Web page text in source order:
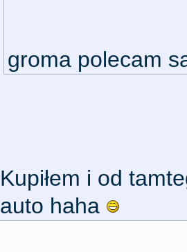
groma polecam
Kupiłem i od
auto haha